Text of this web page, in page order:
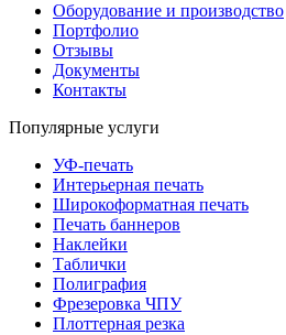
Оборудование и производство
Портфолио
Отзывы
Документы
Контакты
Популярные услуги
УФ-печать
Интерьерная печать
Широкоформатная печать
Печать баннеров
Наклейки
Таблички
Полиграфия
Фрезеровка ЧПУ
Плоттерная резка